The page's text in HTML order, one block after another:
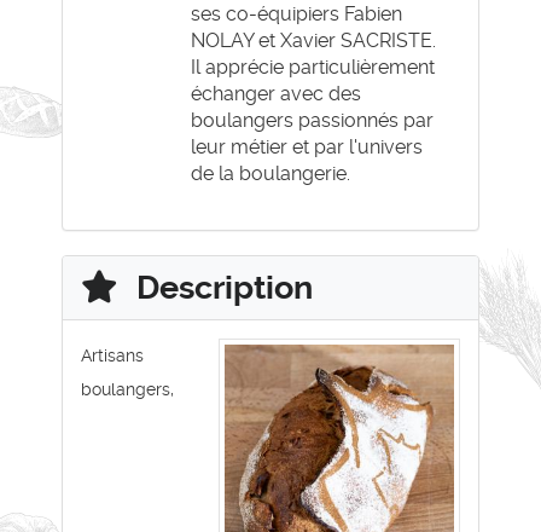
ses co-équipiers Fabien
NOLAY et Xavier SACRISTE.
Il apprécie particulièrement
échanger avec des
boulangers passionnés par
leur métier et par l'univers
de la boulangerie.
Description
Artisans
boulangers,